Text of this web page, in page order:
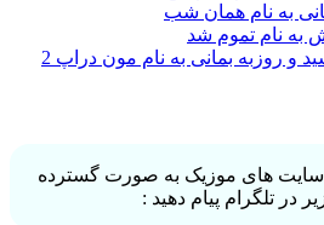
به نام همان شب
به نام تموم شد
و روزبه بمانی به نام مون دراپ 2
سایت های موزیک به صورت گسترده
در تلگرام پیام دهید :